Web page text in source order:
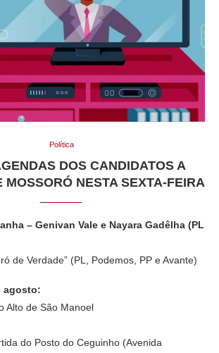
Política
DOS CANDIDATOS A
MOSSORÓ NESTA SEXTA-FEIRA
– Genivan Vale e Nayara Gadêlha (PL
de Verdade” (PL, Podemos, PP e Avante)
agosto:
Alto de São Manoel
do Posto do Ceguinho (Avenida